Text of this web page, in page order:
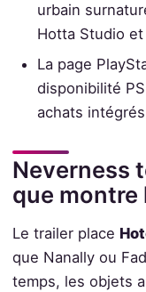
urbain
Hotta Studio
La page
disponibilité
achats
Neverness
que montre
Le trailer place
que Nanally ou
temps, les objets